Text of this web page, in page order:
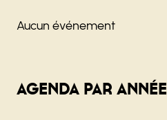
Aucun événement
Agenda par année